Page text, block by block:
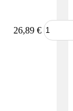
26,89 €